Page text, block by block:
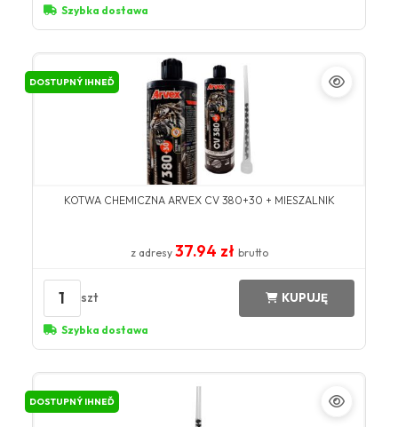
Szybka dostawa
DOSTUPNÝ IHNEĎ
KOTWA CHEMICZNA ARVEX CV 380+30 + MIESZALNIK
z adresy 37.94 zł brutto
1 szt KUPUJĘ
Szybka dostawa
DOSTUPNÝ IHNEĎ